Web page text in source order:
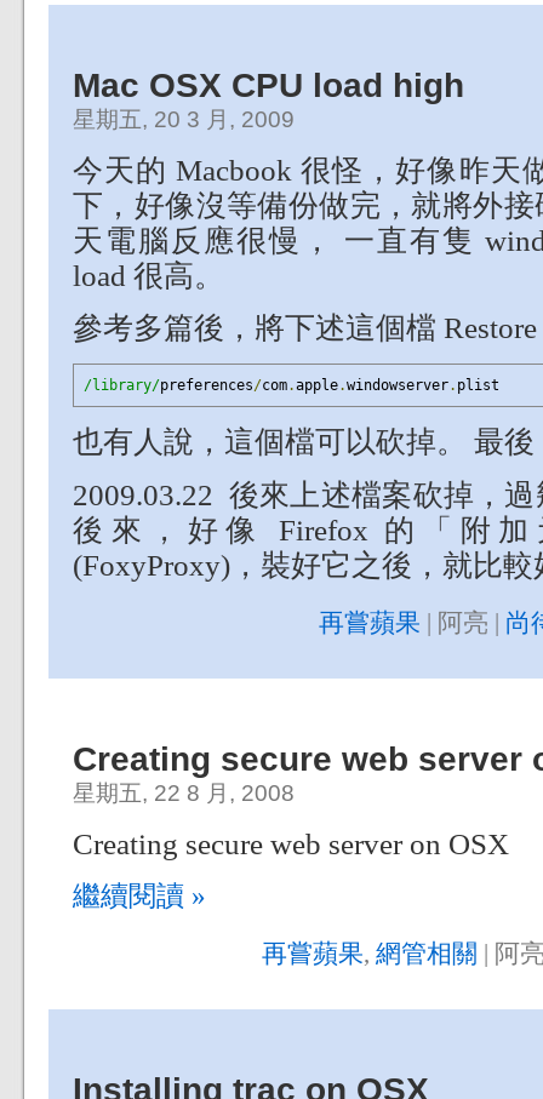
Mac OSX CPU load high
星期五, 20 3 月, 2009
今天的 Macbook 很怪，好像昨天
下，好像沒等備份做完，就將外
天電腦反應很慢， 一直有隻
load 很高。
參考多篇後，將下述這個檔
/library/preferences/com.apple.windowserver. plist
也有人說，這個檔可以砍掉。 最
2009.03.22 後來上述檔案砍掉，
後來，好像 Firefox 的「附
(FoxyProxy)，裝好它之後，就比較
再嘗蘋果 | 阿亮 | 尚
Creating secure web server
星期五, 22 8 月, 2008
Creating secure web server on OSX
繼續閱讀 »
再嘗蘋果, 網管相關 | 阿
Installing trac on OSX